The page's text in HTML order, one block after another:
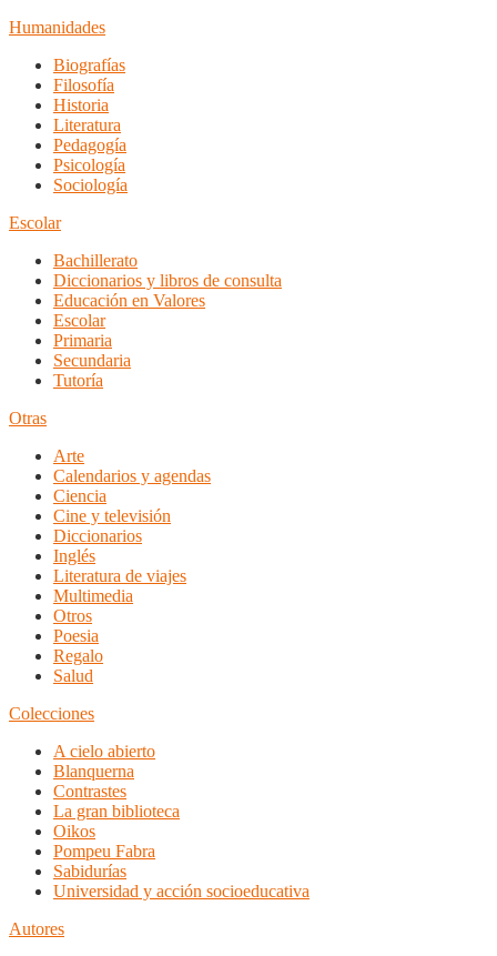
Humanidades
Biografías
Filosofía
Historia
Literatura
Pedagogía
Psicología
Sociología
Escolar
Bachillerato
Diccionarios y libros de consulta
Educación en Valores
Escolar
Primaria
Secundaria
Tutoría
Otras
Arte
Calendarios y agendas
Ciencia
Cine y televisión
Diccionarios
Inglés
Literatura de viajes
Multimedia
Otros
Poesia
Regalo
Salud
Colecciones
A cielo abierto
Blanquerna
Contrastes
La gran biblioteca
Oikos
Pompeu Fabra
Sabidurías
Universidad y acción socioeducativa
Autores